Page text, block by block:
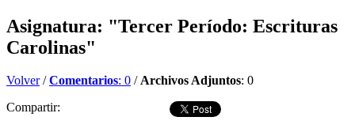
Asignatura: "Tercer Período: Escrituras
Carolinas"
Volver/Comentarios: 0 /Archivos Adjuntos: 0
Compartir: